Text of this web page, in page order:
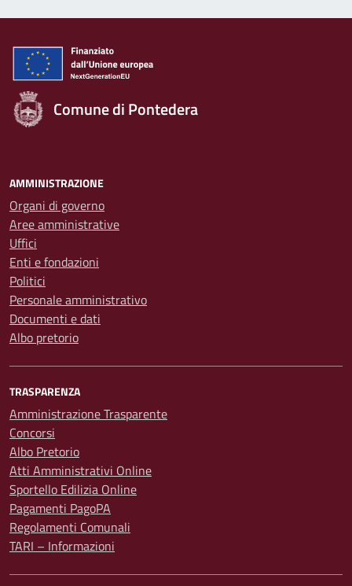
Comune di Pontedera
AMMINISTRAZIONE
Organi di governo
Aree amministrative
Uffici
Enti e fondazioni
Politici
Personale amministrativo
Documenti e dati
Albo pretorio
TRASPARENZA
Amministrazione Trasparente
Concorsi
Albo Pretorio
Atti Amministrativi Online
Sportello Edilizia Online
Pagamenti PagoPA
Regolamenti Comunali
TARI – Informazioni